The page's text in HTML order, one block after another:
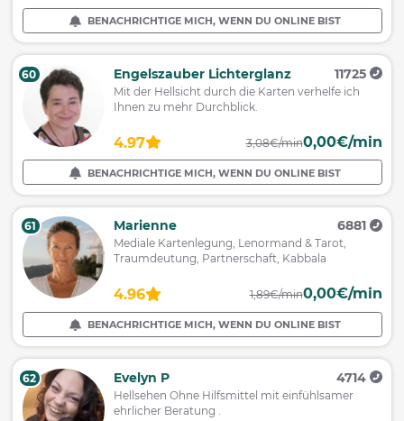
BENACHRICHTIGE MICH, WENN DU ONLINE BIST
60 Engelszauber Lichterglanz 11725
Mit der Hellsicht durch die Karten verhelfe ich
Ihnen zu mehr Durchblick.
4.97 3,08€/min0,00€/min
BENACHRICHTIGE MICH, WENN DU ONLINE BIST
61 Marienne 6881
Mediale Kartenlegung, Lenormand & Tarot,
Traumdeutung, Partnerschaft, Kabbala
4.96 1,89€/min0,00€/min
BENACHRICHTIGE MICH, WENN DU ONLINE BIST
62 Evelyn P 4714
Hellsehen Ohne Hilfsmittel mit einfühlsamer
ehrlicher Beratung .